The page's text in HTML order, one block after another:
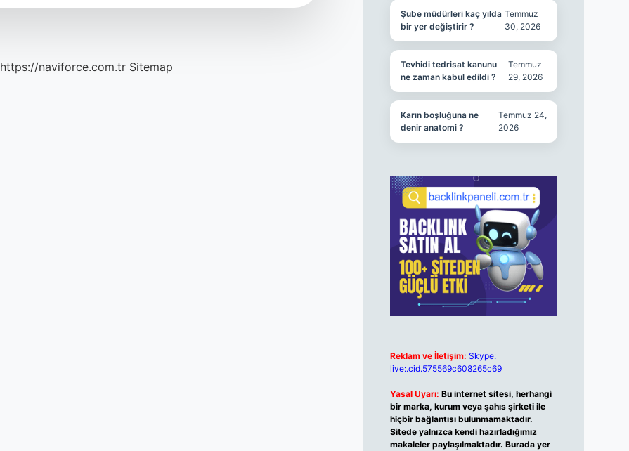
https://naviforce.com.tr Sitemap
Şube müdürleri kaç yılda
bir yer değiştirir ?
Temmuz
30, 2026
Tevhidi tedrisat kanunu
ne zaman kabul edildi ?
Temmuz
29, 2026
Karın boşluğuna ne
denir anatomi ?
Temmuz 24,
2026
Reklam ve İletişim: Skype:
live:.cid.575569c608265c69
Yasal Uyarı: Bu internet sitesi, herhangi
bir marka, kurum veya şahıs şirketi ile
hiçbir bağlantısı bulunmamaktadır.
Sitede yalnızca kendi hazırladığımız
makaleler paylaşılmaktadır. Burada yer